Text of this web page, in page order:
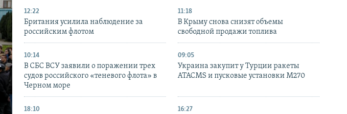
12:22
Британия усилила наблюдение за
российским флотом
11:18
В Крыму снова снизят объемы
свободной продажи топлива
10:14
В СБС ВСУ заявили о поражении трех
судов российского «теневого флота» в
Черном море
09:05
Украина закупит у Турции ракеты
ATACMS и пусковые установки M270
18:10 16:27